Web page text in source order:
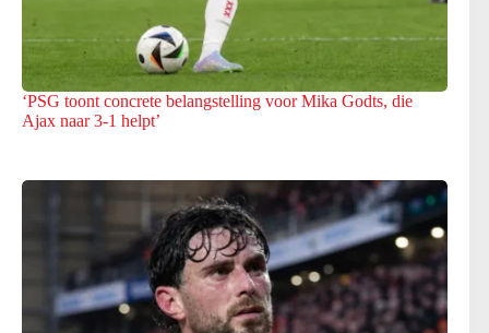
‘PSG toont concrete belangstelling voor Mika Godts, die
Ajax naar 3-1 helpt’